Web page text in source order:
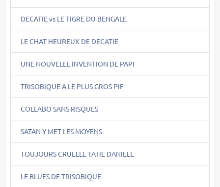
DECATIE vs LE TIGRE DU BENGALE
LE CHAT HEUREUX DE DECATIE
UNE NOUVELEL INVENTION DE PAPI
TRISOBIQUE A LE PLUS GROS PIF
COLLABO SANS RISQUES
SATAN Y MET LES MOYENS
TOUJOURS CRUELLE TATIE DANIELE
LE BLUES DE TRISOBIQUE